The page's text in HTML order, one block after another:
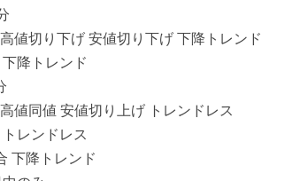
値切り下げ 安値切り下げ 下降トレンド
下降トレンド
値同値 安値切り上げ トレンドレス
トレンドレス
下降トレンド